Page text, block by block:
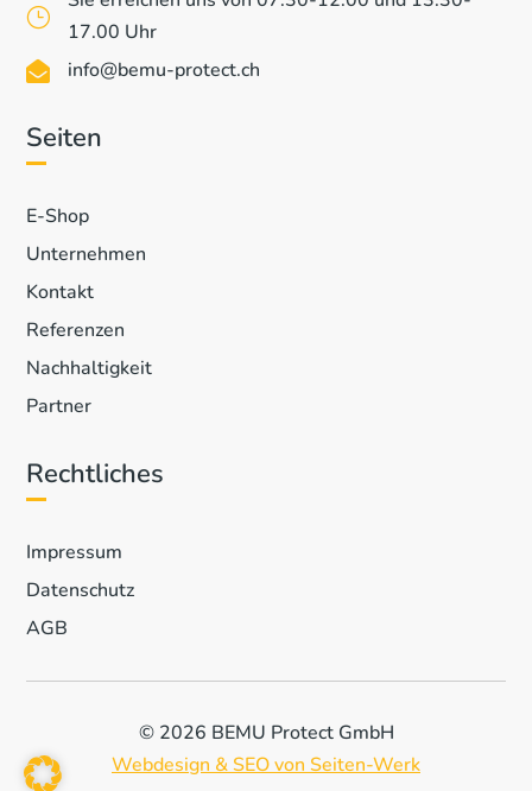
}
17.00 Uhr
 info@bemu-protect.ch
Seiten
E-Shop
Unternehmen
Kontakt
Referenzen
Nachhaltigkeit
Partner
Rechtliches
Impressum
Datenschutz
AGB
© 2026 BEMU Protect GmbH
Webdesign & SEO von Seiten-Werk